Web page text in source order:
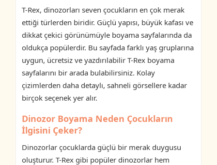
T-Rex, dinozorları seven çocukların en çok merak
ettiği türlerden biridir. Güçlü yapısı, büyük kafası ve
dikkat çekici görünümüyle boyama sayfalarında da
oldukça popülerdir. Bu sayfada farklı yaş gruplarına
uygun, ücretsiz ve yazdırılabilir T-Rex boyama
sayfalarını bir arada bulabilirsiniz. Kolay
çizimlerden daha detaylı, sahneli görsellere kadar
birçok seçenek yer alır.
Dinozor Boyama Neden Çocukların
İlgisini Çeker?
Dinozorlar çocuklarda güçlü bir merak duygusu
oluşturur. T-Rex gibi popüler dinozorlar hem